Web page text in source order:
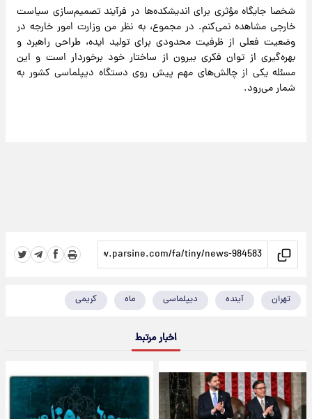
شخصا جایگاه مؤثری برای اندیشکده‌ها در فرآیند تصمیم‌سازی سیاست
خارجی مشاهده نمی‌کنم. در مجموع، به نظر من وزارت امور خارجه در
وضعیت فعلی از ظرفیت محدودی برای تولید ایده، طراحی راهبرد و
بهره‌گیری از توان فکری بیرون از ساختار خود برخوردار است و این
مسئله یکی از چالش‌های مهم پیش روی دستگاه دیپلماسی کشور به
شمار می‌رود.
تهران آینده دیپلماسی ماه کریمی
اخبار مرتبط